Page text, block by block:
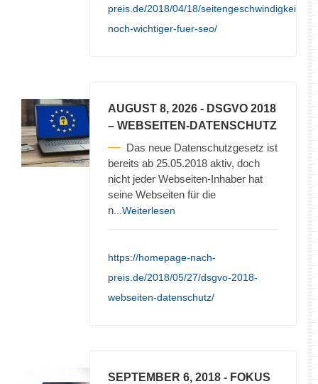
preis.de/2018/04/18/seitengeschwindigkeit-
noch-wichtiger-fuer-seo/
AUGUST 8, 2026 - DSGVO 2018
– WEBSEITEN-DATENSCHUTZ
Das neue Datenschutzgesetz ist
bereits ab 25.05.2018 aktiv, doch
nicht jeder Webseiten-Inhaber hat
seine Webseiten für die
n ...Weiterlesen
https://homepage-nach-
preis.de/2018/05/27/dsgvo-2018-
webseiten-datenschutz/
SEPTEMBER 6, 2018 - FOKUS